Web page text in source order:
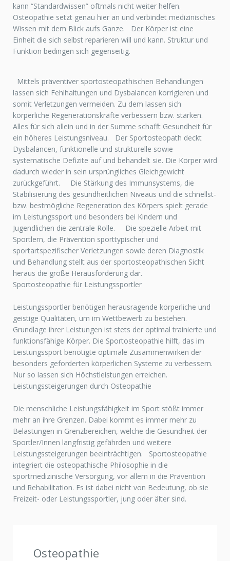
kann “Standardwissen” oftmals nicht weiter helfen.
Osteopathie setzt genau hier an und verbindet medizinisches
Wissen mit dem Blick aufs Ganze. Der Körper ist eine
Einheit die sich selbst reparieren will und kann. Struktur und
Funktion bedingen sich gegenseitig.
Mittels präventiver sportosteopathischen Behandlungen
lassen sich Fehlhaltungen und Dysbalancen korrigieren und
somit Verletzungen vermeiden. Zu dem lassen sich
körperliche Regenerationskräfte verbessern bzw. stärken.
Alles für sich allein und in der Summe schafft Gesundheit für
ein höheres Leistungsniveau. Der Sportosteopath deckt
Dysbalancen, funktionelle und strukturelle sowie
systematische Defizite auf und behandelt sie. Die Körper wird
dadurch wieder in sein ursprüngliches Gleichgewicht
zurückgeführt. Die Stärkung des Immunsystems, die
Stabilisierung des gesundheitlichen Niveaus und die schnellst-
bzw. bestmögliche Regeneration des Körpers spielt gerade
im Leistungssport und besonders bei Kindern und
Jugendlichen die zentrale Rolle. Die spezielle Arbeit mit
Sportlern, die Prävention sporttypischer und
sportartspezifischer Verletzungen sowie deren Diagnostik
und Behandlung stellt aus der sportosteopathischen Sicht
heraus die große Herausforderung dar.
Sportosteopathie für Leistungssportler
Leistungssportler benötigen herausragende körperliche und
geistige Qualitäten, um im Wettbewerb zu bestehen.
Grundlage ihrer Leistungen ist stets der optimal trainierte und
funktionsfähige Körper. Die Sportosteopathie hilft, das im
Leistungssport benötigte optimale Zusammenwirken der
besonders geforderten körperlichen Systeme zu verbessern.
Nur so lassen sich Höchstleistungen erreichen.
Leistungssteigerungen durch Osteopathie
Die menschliche Leistungsfähigkeit im Sport stößt immer
mehr an ihre Grenzen. Dabei kommt es immer mehr zu
Belastungen in Grenzbereichen, welche die Gesundheit der
Sportler/Innen langfristig gefährden und weitere
Leistungssteigerungen beeinträchtigen. Sportosteopathie
integriert die osteopathische Philosophie in die
sportmedizinische Versorgung, vor allem in die Prävention
und Rehabilitation. Es ist dabei nicht von Bedeutung, ob sie
Freizeit- oder Leistungssportler, jung oder älter sind.
Osteopathie